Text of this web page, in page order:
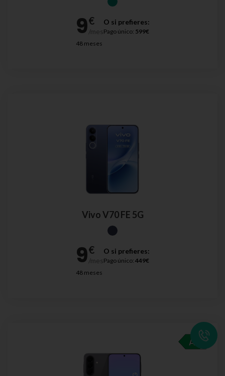
48 meses
O si prefieres:
Pago único: 599€
Vivo V70 FE 5G
48 meses
O si prefieres:
Pago único: 449€